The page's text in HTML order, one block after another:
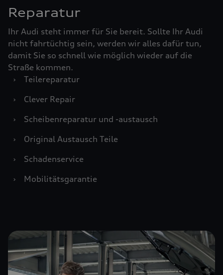
Reparatur
Ihr Audi steht immer für Sie bereit. Sollte Ihr Audi
nicht fahrtüchtig sein, werden wir alles dafür tun,
damit Sie so schnell wie möglich wieder auf die
Straße kommen.
›
Teilereparatur
›
Clever Repair
›
Scheibenreparatur und -austausch
›
Original Austausch Teile
›
Schadenservice
›
Mobilitätsgarantie